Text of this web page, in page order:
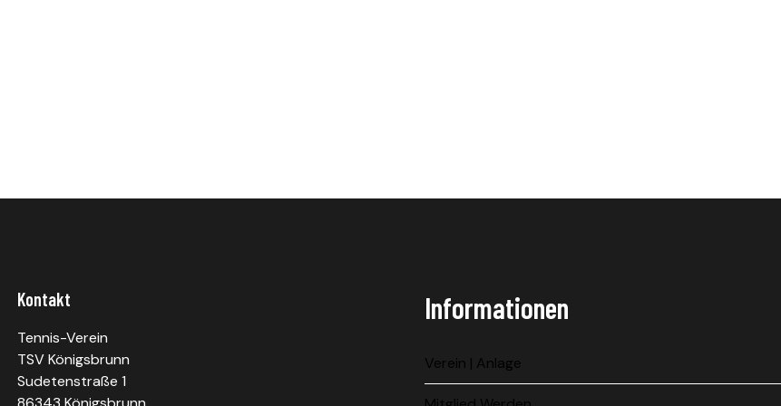
Kontakt
Tennis-Verein
TSV Königsbrunn
Sudetenstraße 1
Informationen
Verein | Anlage